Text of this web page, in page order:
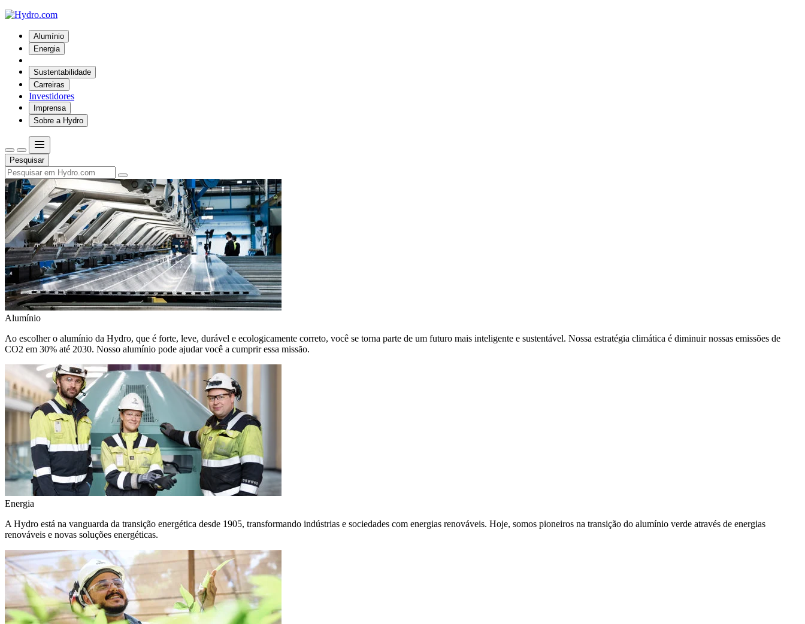
Alumínio
Energia
Sustentabilidade
Carreiras
Investidores
Imprensa
Sobre a Hydro
Pesquisar
Alumínio
Ao escolher o alumínio da Hydro, que é forte, leve, durável e ecologicamente correto, você se torna parte de um futuro mais inteligente e sustentável. Nossa estratégia climática é diminuir nossas emissões de
CO2 em 30% até 2030. Nosso alumínio pode ajudar você a cumprir essa missão.
Energia
A Hydro está na vanguarda da transição energética desde 1905, transformando indústrias e sociedades com energias renováveis. Hoje, somos pioneiros na transição do alumínio verde através de energias
renováveis e novas soluções energéticas.